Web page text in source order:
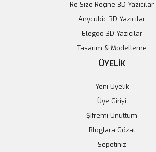
Re-Size Reçine 3D Yazıcılar
Anycubic 3D Yazıcılar
Elegoo 3D Yazıcılar
Tasarım & Modelleme
ÜYELİK
Yeni Üyelik
Üye Girişi
Şifremi Unuttum
Bloglara Gözat
Sepetiniz